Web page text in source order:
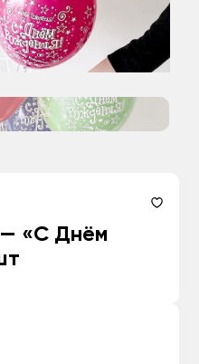
«С Днём